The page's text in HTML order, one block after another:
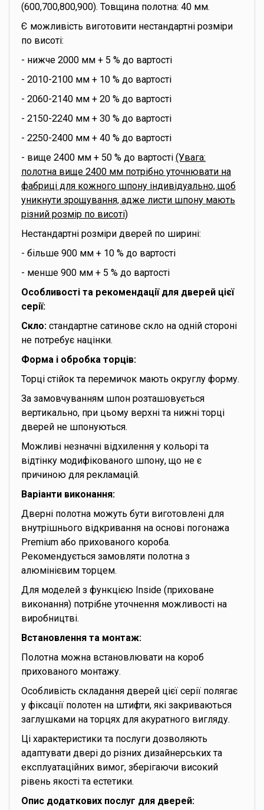
(600,700,800,900). Товщина полотна: 40 мм.
Є можливість виготовити нестандартні розміри
по висоті:
- нижче 2000 мм + 5 % до вартості
- 2010-2100 мм + 10 % до вартості
- 2060-2140 мм + 20 % до вартості
- 2150-2240 мм + 30 % до вартості
- 2250-2400 мм + 40 % до вартості
- вище 2400 мм + 50 % до вартості (Увага:
полотна вище 2400 мм потрібно уточнювати на
фабриці для кожного шпону індивідуально, щоб
уникнути зрощування, адже листи шпону мають
різний розмір по висоті)
Нестандартні розміри дверей по ширині:
- більше 900 мм + 10 % до вартості
- менше 900 мм + 5 % до вартості
Особливості та рекомендації для дверей цієї
серії:
Скло: стандартне сатинове скло на одній стороні
не потребує націнки.
Форма і обробка торців:
Торці стійок та перемичок мають округлу форму.
За замовчуванням шпон розташовується
вертикально, при цьому верхні та нижні торці
дверей не шпонуються.
Можливі незначні відхилення у кольорі та
відтінку модифікованого шпону, що не є
причиною для рекламацій.
Варіанти виконання:
Дверні полотна можуть бути виготовлені для
внутрішнього відкривання на основі погонажа
Premium або прихованого короба.
Рекомендується замовляти полотна з
алюмінієвим торцем.
Для моделей з функцією Inside (приховане
виконання) потрібне уточнення можливості на
виробництві.
Встановлення та монтаж:
Полотна можна встановлювати на короб
прихованого монтажу.
Особливість складання дверей цієї серії полягає
у фіксації полотен на штифти, які закриваються
заглушками на торцях для акуратного вигляду.
Ці характеристики та послуги дозволяють
адаптувати двері до різних дизайнерських та
експлуатаційних вимог, зберігаючи високий
рівень якості та естетики.
Опис додаткових послуг для дверей: